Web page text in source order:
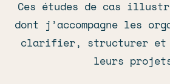
Ces études de cas
dont j’accompagne les
clarifier, structurer et
leurs